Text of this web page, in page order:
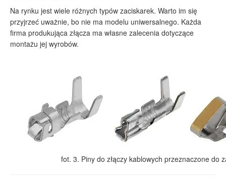
Na rynku jest wiele różnych typów zaciskarek. Warto im się
przyjrzeć uważnie, bo nie ma modelu uniwersalnego. Każda
firma produkująca złącza ma własne zalecenia dotyczące
montażu jej wyrobów.
fot. 3. Piny do złączy kablowych przeznaczone do